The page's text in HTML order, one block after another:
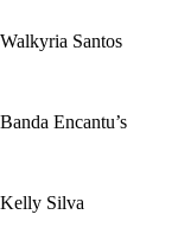
Walkyria Santos
Banda Encantu’s
Kelly Silva